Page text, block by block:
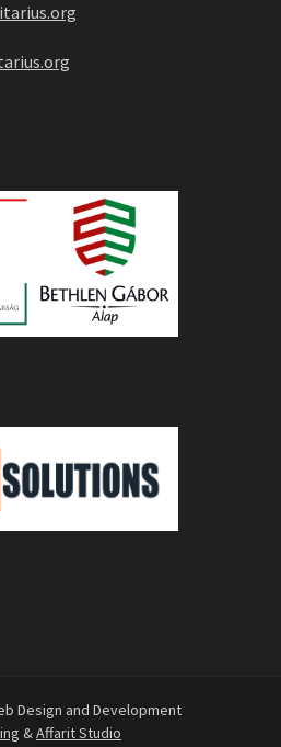
Design and Development
&Affarit Studio